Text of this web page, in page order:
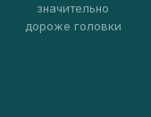
значительно
дороже головки